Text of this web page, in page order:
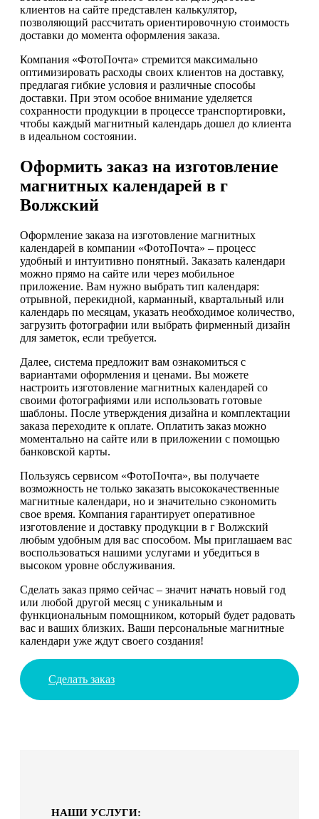
клиентов на сайте представлен калькулятор,
позволяющий рассчитать ориентировочную стоимость
доставки до момента оформления заказа.
Компания «ФотоПочта» стремится максимально
оптимизировать расходы своих клиентов на доставку,
предлагая гибкие условия и различные способы
доставки. При этом особое внимание уделяется
сохранности продукции в процессе транспортировки,
чтобы каждый магнитный календарь дошел до клиента
в идеальном состоянии.
Оформить заказ на изготовление
магнитных календарей в г
Волжский
Оформление заказа на изготовление магнитных
календарей в компании «ФотоПочта» – процесс
удобный и интуитивно понятный. Заказать календари
можно прямо на сайте или через мобильное
приложение. Вам нужно выбрать тип календаря:
отрывной, перекидной, карманный, квартальный или
календарь по месяцам, указать необходимое количество,
загрузить фотографии или выбрать фирменный дизайн
для заметок, если требуется.
Далее, система предложит вам ознакомиться с
вариантами оформления и ценами. Вы можете
настроить изготовление магнитных календарей со
своими фотографиями или использовать готовые
шаблоны. После утверждения дизайна и комплектации
заказа переходите к оплате. Оплатить заказ можно
моментально на сайте или в приложении с помощью
банковской карты.
Пользуясь сервисом «ФотоПочта», вы получаете
возможность не только заказать высококачественные
магнитные календари, но и значительно сэкономить
свое время. Компания гарантирует оперативное
изготовление и доставку продукции в г Волжский
любым удобным для вас способом. Мы приглашаем вас
воспользоваться нашими услугами и убедиться в
высоком уровне обслуживания.
Сделать заказ прямо сейчас – значит начать новый год
или любой другой месяц с уникальным и
функциональным помощником, который будет радовать
вас и ваших близких. Ваши персональные магнитные
календари уже ждут своего создания!
Сделать заказ
НАШИ УСЛУГИ: